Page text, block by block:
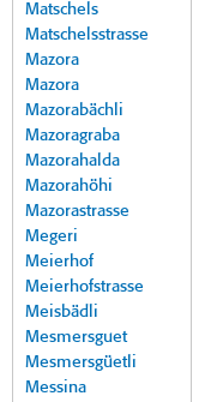
Matschels
Matschelsstrasse
Mazora
Mazora
Mazorabächli
Mazoragraba
Mazorahalda
Mazorahöhi
Mazorastrasse
Megeri
Meierhof
Meierhofstrasse
Meisbädli
Mesmersguet
Mesmersgüetli
Messina